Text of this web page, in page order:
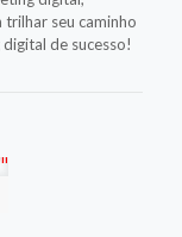
trilhar seu caminho
de sucesso!